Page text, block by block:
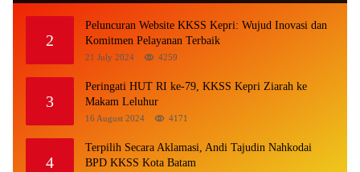
2
Peluncuran Website KKSS Kepri: Wujud Inovasi dan
Komitmen Pelayanan Terbaik
21 July 2024 4259
3
Peringati HUT RI ke-79, KKSS Kepri Ziarah ke
Makam Leluhur
16 August 2024 4171
4
Terpilih Secara Aklamasi, Andi Tajudin Nahkodai
BPD KKSS Kota Batam